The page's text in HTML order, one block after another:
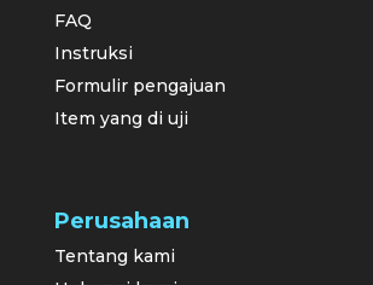
FAQ
Instruksi
Formulir pengajuan
Item yang di uji
Perusahaan
Tentang kami